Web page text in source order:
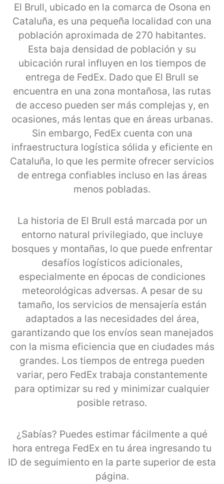
El Brull, ubicado en la comarca de Osona en
Cataluña, es una pequeña localidad con una
población aproximada de 270 habitantes.
Esta baja densidad de población y su
ubicación rural influyen en los tiempos de
entrega de FedEx. Dado que El Brull se
encuentra en una zona montañosa, las rutas
de acceso pueden ser más complejas y, en
ocasiones, más lentas que en áreas urbanas.
Sin embargo, FedEx cuenta con una
infraestructura logística sólida y eficiente en
Cataluña, lo que les permite ofrecer servicios
de entrega confiables incluso en las áreas
menos pobladas.
La historia de El Brull está marcada por un
entorno natural privilegiado, que incluye
bosques y montañas, lo que puede enfrentar
desafíos logísticos adicionales,
especialmente en épocas de condiciones
meteorológicas adversas. A pesar de su
tamaño, los servicios de mensajería están
adaptados a las necesidades del área,
garantizando que los envíos sean manejados
con la misma eficiencia que en ciudades más
grandes. Los tiempos de entrega pueden
variar, pero FedEx trabaja constantemente
para optimizar su red y minimizar cualquier
posible retraso.
¿Sabías? Puedes estimar fácilmente a qué
hora entrega FedEx en tu área ingresando tu
ID de seguimiento en la parte superior de esta
página.